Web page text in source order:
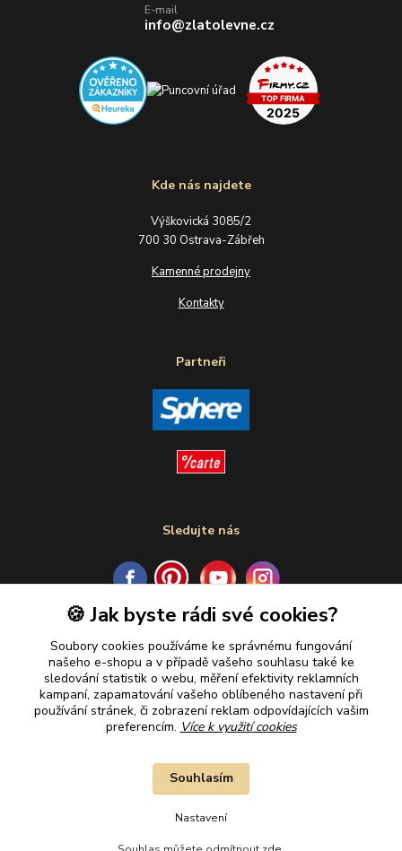
Kde nás najdete
Výškovická 3085/2
700 30 Ostrava-Zábřeh
Kamenné prodejny
Kontakty
Partneři
Sledujte nás
Plaťte u nás bezpečně
E-mail
info@zlatolevne.cz
🍪 Jak byste rádi své cookies?
Soubory cookies používáme ke správnému fungování
našeho e-shopu a v případě vašeho souhlasu také ke
sledování statistik o webu, měření efektivity reklamních
kampaní, zapamatování vašeho oblíbeného nastavení při
používání stránek, či zobrazení reklam odpovídajících vašim
preferencím. Více k využití cookies
Nastavení
Souhlasím